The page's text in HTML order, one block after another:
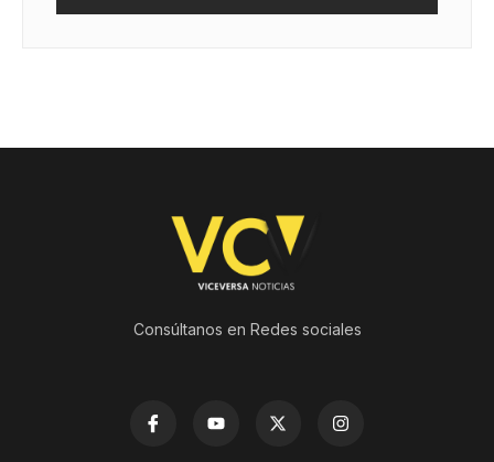
Consúltanos en Redes sociales